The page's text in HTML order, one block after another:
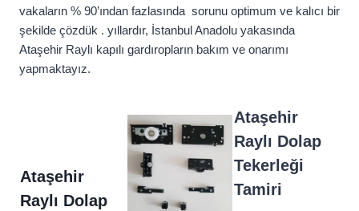
vakaların % 90’ından fazlasında sorunu optimum ve kalıcı bir
şekilde çözdük . yıllardır, İstanbul Anadolu yakasında
Ataşehir Raylı kapılı gardıropların bakım ve onarımı
yapmaktayız.
Ataşehir
Raylı Dolap
Ataşehir
Raylı Dolap
Tekerleği
Tamiri